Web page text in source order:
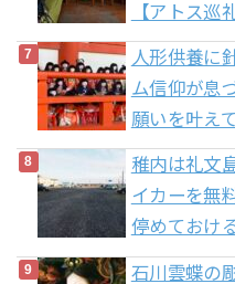
【アトス巡
人形供養に
ム信仰が息
願いを叶え
稚内は礼文
イカーを無
停めておけ
石川雲蝶の